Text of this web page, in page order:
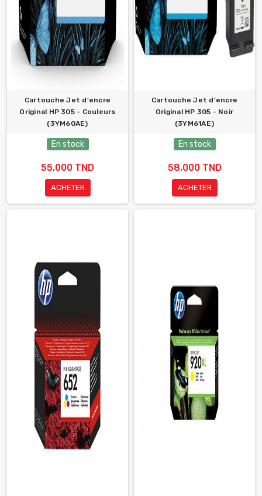
Cartouche Jet d'encre
Original HP 305 - Couleurs
(3YM60AE)
En stock
55,000 TND
ACHETER
Cartouche Jet d'encre
Original HP 305 - Noir
(3YM61AE)
En stock
58,000 TND
ACHETER